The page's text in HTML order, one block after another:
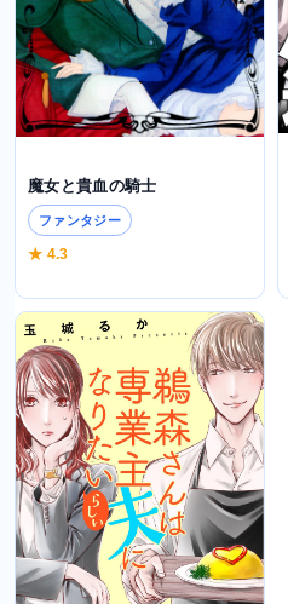
魔女と貴血の騎士
ファンタジー
★ 4.3